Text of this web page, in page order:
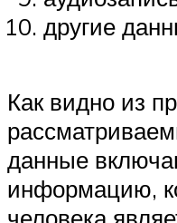
другие
Как видно из
данные
информацию,